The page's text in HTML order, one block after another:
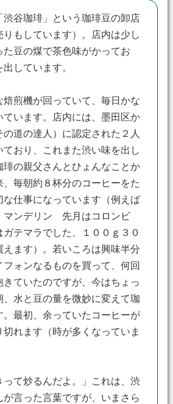
渋谷珈琲」という珈琲豆の卸店
りもしています）。店内は少し
た豆の煤で茶色味がかってお
出しています。
煎機が回っていて、毎日かな
ています。店内には、墨田区か
の道の達人）に認定された２人
おり、これまた渋い味を出し
琲の親父さんとひょんなことか
、毎朝約８杯分のコーヒーをた
な仕事になっています（例えば
マンデリン 先月はコロンビ
テマラでした、１００ｇ３０
えます）。若いころは興味半分
ォンなるものを買って、何回
ていたのですが、今はちょっ
、水と豆の量を微妙に変えて珈
。最初、余っていたコーヒーが
れます（時が多くなっていま
て炒るんだよ。」これは、渋
言った言葉ですが、いまさら